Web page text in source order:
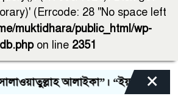
(Errcode: 28 "No space left
muktidhara/public_html/wp-
on line 2351
আলাইকা”। “ইয়া গাউসু সালাম
×